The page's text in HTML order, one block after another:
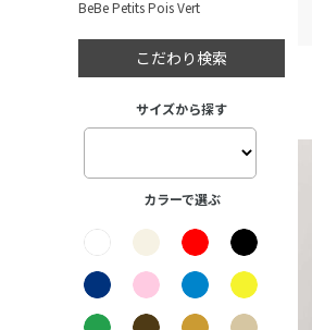
BeBe Petits Pois Vert
こだわり検索
サイズから探す
カラーで選ぶ